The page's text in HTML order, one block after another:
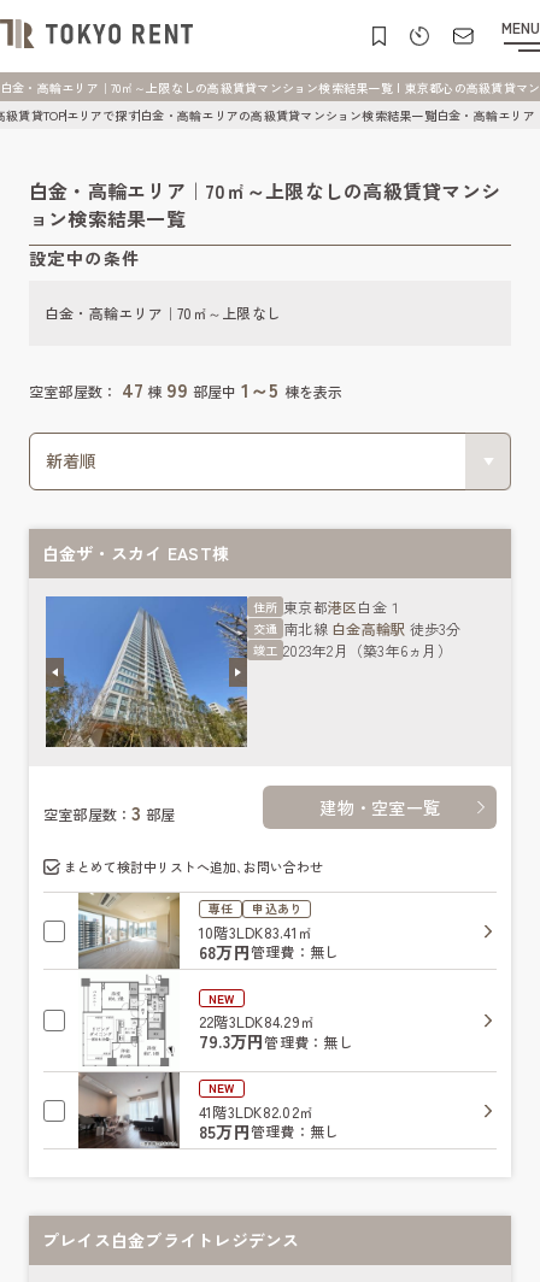
MENU
白金・高輪エリア｜70㎡～上限なしの高級賃貸マンション検索結果一覧 | 東京都心の高級賃貸マ
級賃貸TOPエリアで探す白金・高輪エリアの高級賃貸マンション検索結果一覧白金・高輪エリア
白金・高輪エリア｜70㎡～上限なしの高級賃貸マンシ
ョン検索結果一覧
設定中の条件
空室部屋数： 47 棟 99 部屋中 1～5 棟を表示
白金・高輪エリア｜70㎡～上限なし
白金ザ・スカイ EAST棟
住所 東京都港区白金１
交通 南北線 白金高輪駅 徒歩3分
竣工 2023年2月（築3年6ヵ月）
空室部屋数：3 部屋 建物・空室一覧
まとめて検討中リストへ追加､お問い合わせ
専任 申込あり
10階3LDK83.41㎡
68万円管理費：無し
NEW
22階3LDK84.29㎡
79.3万円管理費：無し
NEW
41階3LDK82.02㎡
85万円管理費：無し
プレイス白金ブライトレジデンス